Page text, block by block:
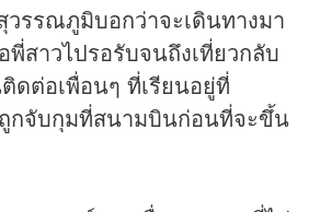
รรณภูมิบอกว่าจะเดินทางมา
พี่สาวไปรอรับจนถึงเที่ยวกลับ
ดต่อเพื่อนๆ ที่เรียนอยู่ที่
กจับกุมที่สนามบินก่อนที่จะขึ้น